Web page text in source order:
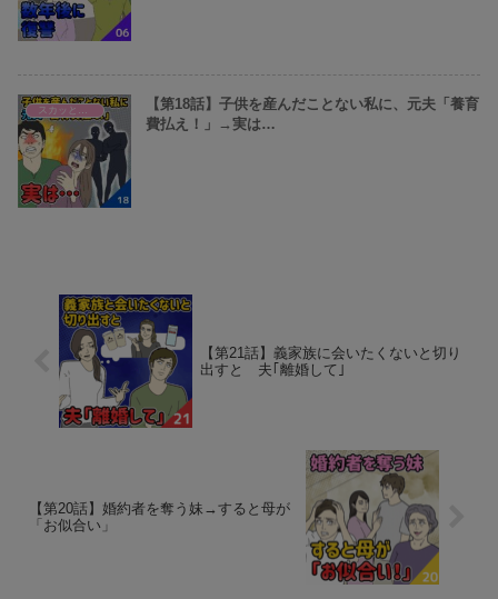
【第18話】子供を産んだことない私に、元夫「養育
費払え！」→実は…
【第21話】義家族に会いたくないと切り
出すと 夫｢離婚して｣
【第20話】婚約者を奪う妹→すると母が
「お似合い」